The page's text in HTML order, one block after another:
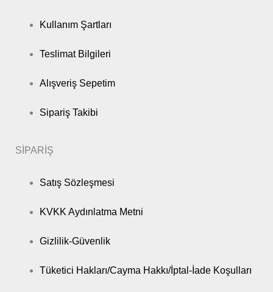
Kullanım Şartları
Teslimat Bilgileri
Alışveriş Sepetim
Sipariş Takibi
SİPARİŞ
Satış Sözleşmesi
KVKK Aydınlatma Metni
Gizlilik-Güvenlik
Tüketici Hakları/Cayma Hakkı/İptal-İade Koşulları